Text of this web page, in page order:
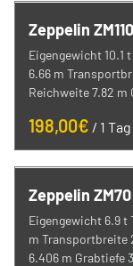
Zeppelin ZM110
Eigengewicht 10.1
6.66 m
Reichweite 7.82 m
/
Zeppelin ZM70
Eigengewicht 6.9
m Transportbreite
6.406 m Grabtiefe